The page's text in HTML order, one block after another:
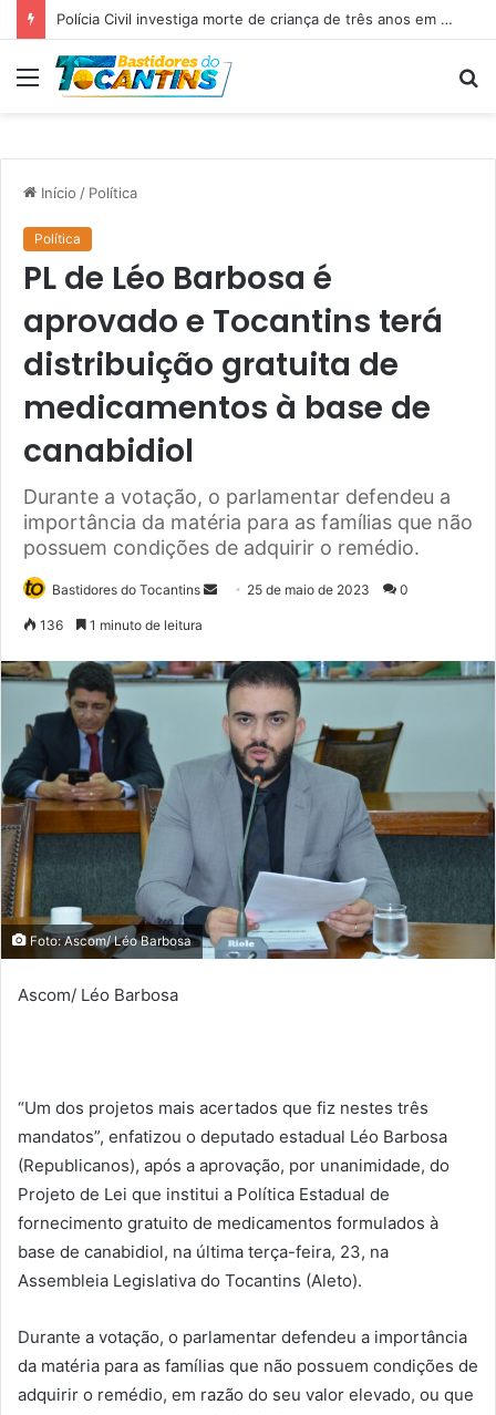
Polícia Civil investiga morte de criança de três anos em Palmas; pai é suspeito de agressão
Menu
Início / Política
Política
PL de Léo Barbosa é
aprovado e Tocantins terá
distribuição gratuita de
medicamentos à base de
canabidiol
Durante a votação, o parlamentar defendeu a
importância da matéria para as famílias que não
possuem condições de adquirir o remédio.
Bastidores do Tocantins
d
u
m
e
l
25 de maio de 2023 0
136 1 minuto de leitura
Foto: Ascom/ Léo Barbosa
Ascom/ Léo Barbosa
“Um dos projetos mais acertados que fiz nestes três
mandatos”, enfatizou o deputado estadual Léo Barbosa
(Republicanos), após a aprovação, por unanimidade, do
Projeto de Lei que institui a Política Estadual de
fornecimento gratuito de medicamentos formulados à
base de canabidiol, na última terça-feira, 23, na
Assembleia Legislativa do Tocantins (Aleto).
Durante a votação, o parlamentar defendeu a importância
da matéria para as famílias que não possuem condições de
adquirir o remédio, em razão do seu valor elevado, ou que